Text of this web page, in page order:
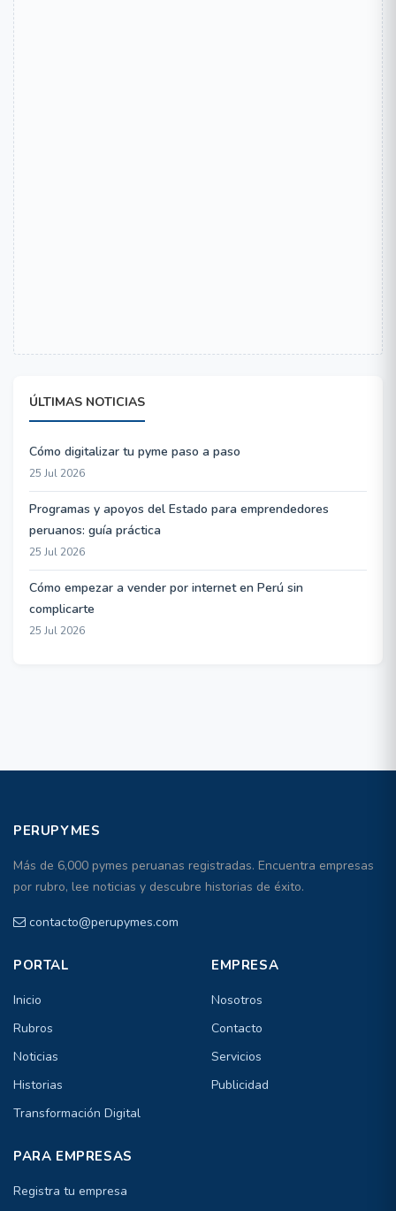
ÚLTIMAS NOTICIAS
Cómo digitalizar tu pyme paso a paso
25 Jul 2026
Programas y apoyos del Estado para emprendedores
peruanos: guía práctica
25 Jul 2026
Cómo empezar a vender por internet en Perú sin
complicarte
25 Jul 2026
PERUPYMES
Más de 6,000 pymes peruanas registradas. Encuentra empresas
por rubro, lee noticias y descubre historias de éxito.
contacto@perupymes.com
PORTAL
Inicio
Rubros
Noticias
Historias
Transformación Digital
EMPRESA
Nosotros
Contacto
Servicios
Publicidad
PARA EMPRESAS
Registra tu empresa